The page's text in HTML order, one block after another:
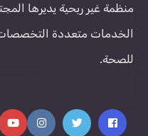
منظمة غير ربحية يديرها
الخدمات متعددة التخصصات
للصحة.